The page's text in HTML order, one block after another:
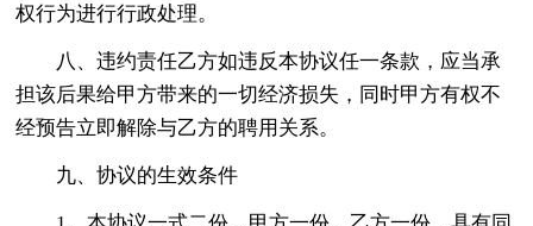
权行为进行行政处理。
八、违约责任乙方如违反本协议任一条款，应当承
担该后果给甲方带来的一切经济损失，同时甲方有权不
经预告立即解除与乙方的聘用关系。
九、协议的生效条件